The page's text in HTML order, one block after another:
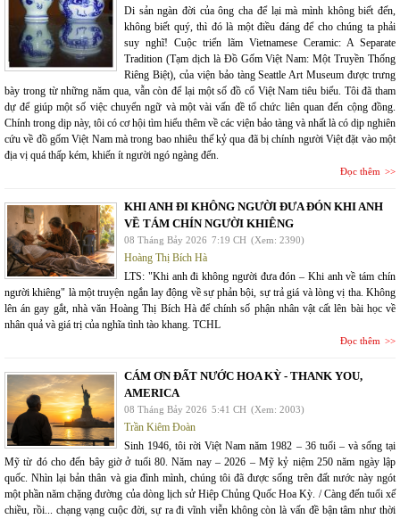
Di sản ngàn đời của ông cha để lại mà mình không biết đến,
không biết quý, thì đó là một điều đáng để cho chúng ta phải
suy nghĩ! Cuộc triển lãm Vietnamese Ceramic: A Separate
Tradition (Tạm dịch là Đồ Gốm Việt Nam: Một Truyền Thống
Riêng Biệt), của viện bảo tàng Seattle Art Museum được trưng
bày trong từ những năm qua, vẫn còn để lại một số đồ cổ Việt Nam tiêu biểu. Tôi đã tham
dự để giúp một số việc chuyển ngữ và một vài vấn đề tổ chức liên quan đến cộng đồng.
Chính trong dịp này, tôi có cơ hội tìm hiểu thêm về các viện bảo tàng và nhất là có dịp nghiên
cứu về đồ gốm Việt Nam mà trong bao nhiêu thế kỷ qua đã bị chính người Việt đặt vào một
địa vị quá thấp kém, khiến ít người ngó ngàng đến.
Đọc thêm
KHI ANH ĐI KHÔNG NGƯỜI ĐƯA ĐÓN KHI ANH
VỀ TÁM CHÍN NGƯỜI KHIÊNG
08 Tháng Bảy 2026 7:19 CH (Xem: 2390)
Hoàng Thị Bích Hà
LTS: "Khi anh đi không người đưa đón – Khi anh về tám chín
người khiêng" là một truyện ngắn lay động về sự phản bội, sự trả giá và lòng vị tha. Không
lên án gay gắt, nhà văn Hoàng Thị Bích Hà để chính số phận nhân vật cất lên bài học về
nhân quả và giá trị của nghĩa tình tào khang. TCHL
Đọc thêm
CÁM ƠN ĐẤT NƯỚC HOA KỲ - THANK YOU,
AMERICA
08 Tháng Bảy 2026 5:41 CH (Xem: 2003)
Trần Kiêm Đoàn
Sinh 1946, tôi rời Việt Nam năm 1982 – 36 tuổi – và sống tại
Mỹ từ đó cho đến bây giờ ở tuổi 80. Năm nay – 2026 – Mỹ kỷ niệm 250 năm ngày lập
quốc. Nhìn lại bản thân và gia đình mình, chúng tôi đã được sống trên đất nước này ngót
một phần năm chặng đường của dòng lịch sử Hiệp Chủng Quốc Hoa Kỳ. / Càng đến tuổi xế
chiều, rồi... chạng vạng cuộc đời, sự ra đi vĩnh viễn không còn là vấn đề bận tâm như thời